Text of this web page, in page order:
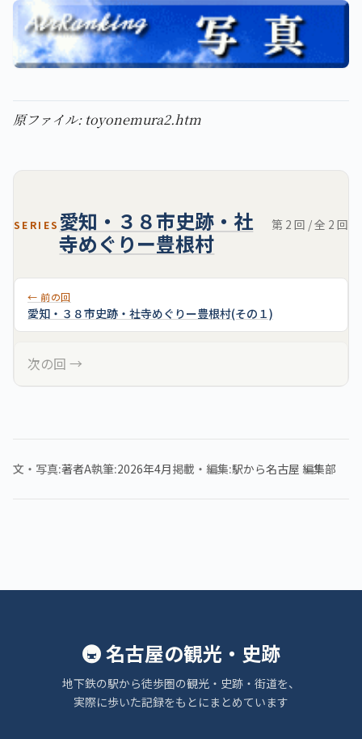
原ファイル: toyonemura2.htm
SERIES 愛知・３８市史跡・社
寺めぐりー豊根村
第 2 回 / 全 2 回
← 前の回
愛知・３８市史跡・社寺めぐりー豊根村(その１)
次の回 →
文・写真 著者A執筆 2026年4月掲載・編集 駅から名古屋 編集部
🚇 名古屋の観光・史跡
地下鉄の駅から徒歩圏の観光・史跡・街道を、
実際に歩いた記録をもとにまとめています